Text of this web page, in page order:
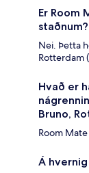
Er Room
staðnum?
Nei. Þetta
Rotterdam
Hvað er
Bruno,
Room
Á